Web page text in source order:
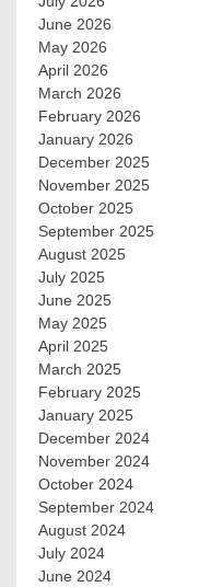
June 2026
May 2026
April 2026
March 2026
February 2026
January 2026
December 2025
November 2025
October 2025
September 2025
August 2025
July 2025
June 2025
May 2025
April 2025
March 2025
February 2025
January 2025
December 2024
November 2024
October 2024
September 2024
August 2024
July 2024
June 2024